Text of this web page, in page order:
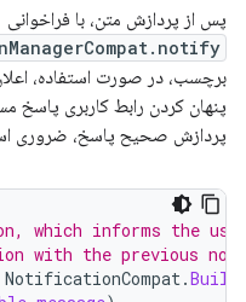
پس از پردازش متن، با فراخوانی
برچسب، در صورت استفاده،
پنهان کردن رابط کاربری پاسخ
پردازش صحیح پاسخ، ضروری
which informs the
with the previous
NotificationCompat .